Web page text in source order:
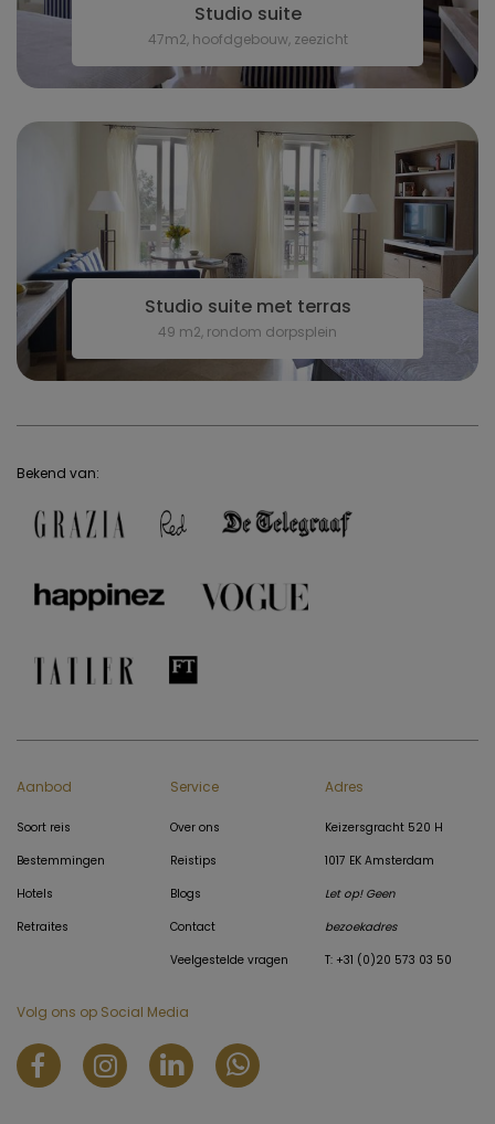
Studio suite
47m2, hoofdgebouw, zeezicht
Studio suite met terras
49 m2, rondom dorpsplein
Bekend van:
Aanbod
Soort reis
Bestemmingen
Hotels
Retraites
Service
Over ons
Reistips
Blogs
Contact
Veelgestelde vragen
Adres
Keizersgracht 520 H
1017 EK Amsterdam
Let op! Geen
bezoekadres
T: +31 (0)20 573 03 50
Volg ons op Social Media